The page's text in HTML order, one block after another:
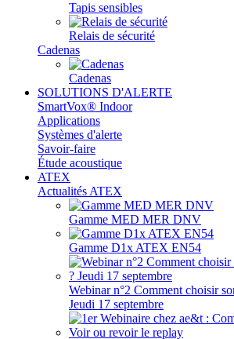
Tapis sensibles
Relais de sécurité
Cadenas
Cadenas
SOLUTIONS D'ALERTE
SmartVox® Indoor
Applications
Systèmes d'alerte
Savoir-faire
Étude acoustique
ATEX
Actualités ATEX
Gamme MED MER DNV
Gamme D1x ATEX EN54
Webinar n°2 Comment choisir
Jeudi 17 septembre